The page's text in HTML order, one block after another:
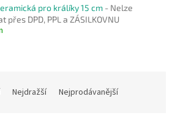
pro králíky 15 cm - Nelze
přes DPD, PPL a ZÁSILKOVNU
Nejdražší Nejprodávanější